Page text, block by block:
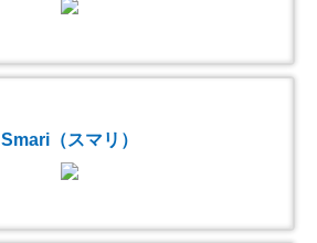
Smari（スマリ）